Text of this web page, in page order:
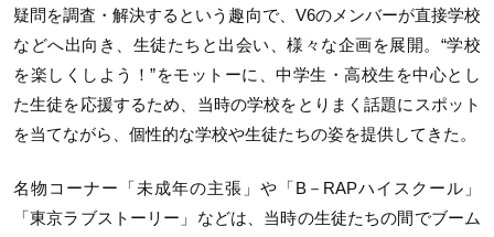
疑問を調査・解決するという趣向で、V6のメンバーが直接学校
などへ出向き、生徒たちと出会い、様々な企画を展開。“学校
を楽しくしよう！”をモットーに、中学生・高校生を中心とし
た生徒を応援するため、当時の学校をとりまく話題にスポット
を当てながら、個性的な学校や生徒たちの姿を提供してきた。
名物コーナー「未成年の主張」や「B－RAPハイスクール」
「東京ラブストーリー」などは、当時の生徒たちの間でブーム